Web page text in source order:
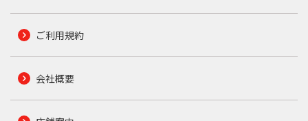
ご利用規約
会社概要